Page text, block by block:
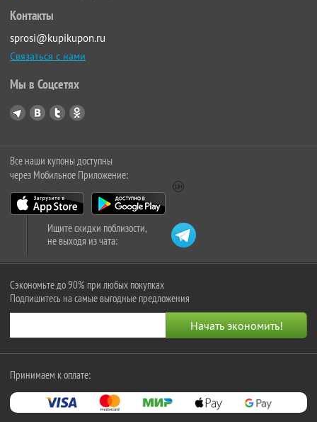
Контакты
sprosi@kupikupon.ru
Связаться с нами
Мы в Соцсетях
Все наши купоны доступны
через Мобильное Приложение:
Ищите скидки поблизости,
не выходя из чата:
Сэкономьте до 90% при любых покупках
Подпишитесь на самые выгодные предложения
Принимаем к оплате: